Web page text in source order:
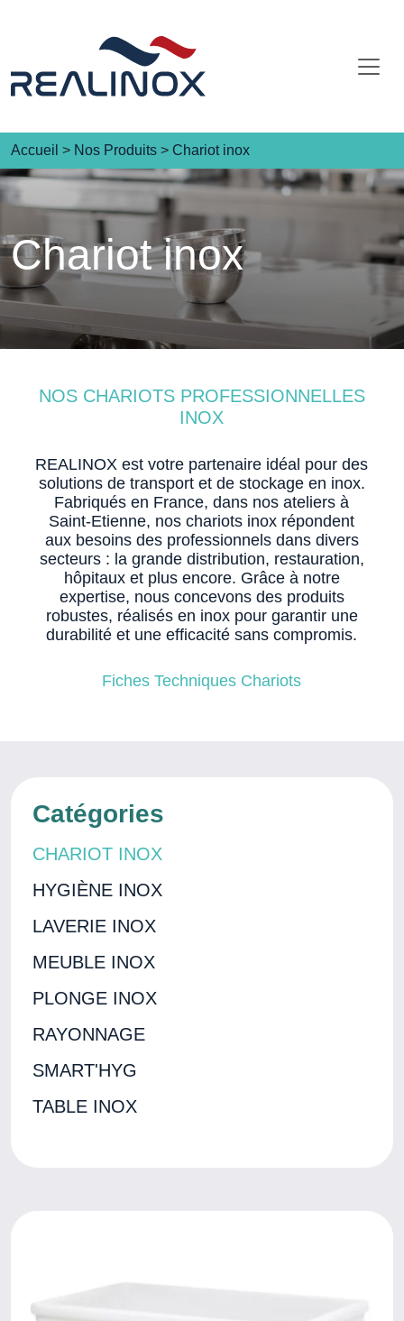
Accueil > Nos Produits > Chariot inox
Chariot inox
NOS CHARIOTS PROFESSIONNELLES
INOX
REALINOX est votre partenaire idéal pour des
solutions de transport et de stockage en inox.
Fabriqués en France, dans nos ateliers à
Saint-Etienne, nos chariots inox répondent
aux besoins des professionnels dans divers
secteurs : la grande distribution, restauration,
hôpitaux et plus encore. Grâce à notre
expertise, nous concevons des produits
robustes, réalisés en inox pour garantir une
durabilité et une efficacité sans compromis.
Fiches Techniques Chariots
Catégories
CHARIOT INOX
HYGIÈNE INOX
LAVERIE INOX
MEUBLE INOX
PLONGE INOX
RAYONNAGE
SMART'HYG
TABLE INOX